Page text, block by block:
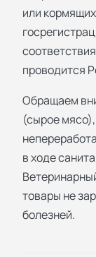
или
проводится
Обращаем
(сырое
в ходе
товары не
болезней.